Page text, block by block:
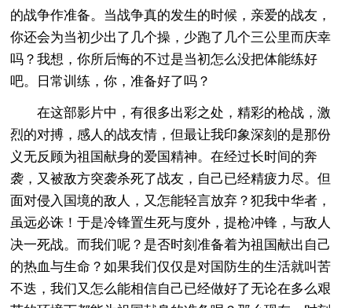
的战争作准备。当战争真的发生的时候，亲爱的战友，
你还会为当初少出了几个操，少跑了几个三公里而庆幸
吗？我想，你所后悔的不过是当初怎么没把体能练好
吧。日常训练，你，准备好了吗？
在这部影片中，有很多出彩之处，精彩的枪战，激
烈的对搏，感人的战友情，但最让我印象深刻的是那份
义无反顾为祖国献身的爱国精神。在经过长时间的奔
袭，又被敌方突袭杀死了战友，自己已经精疲力尽。但
面对侵入国境的敌人，又怎能轻言放弃？犯我中华者，
虽远必诛！于是冷锋置生死与度外，提枪冲锋，与敌人
决一死战。而我们呢？是否时刻准备着为祖国献出自己
的热血与生命？如果我们仅仅是对国防生的生活就叫苦
不迭，我们又怎么能相信自己已经做好了无论在多么艰